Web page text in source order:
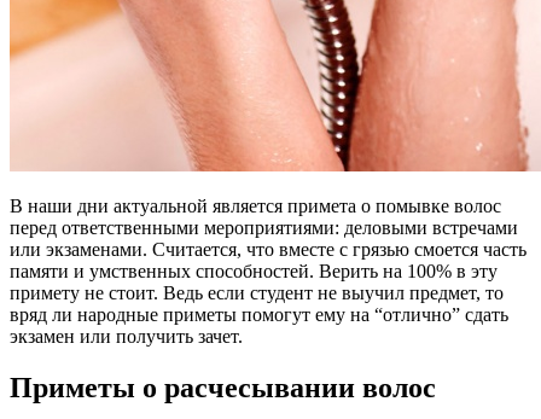
В наши дни актуальной является примета о помывке волос
перед ответственными мероприятиями: деловыми встречами
или экзаменами. Считается, что вместе с грязью смоется часть
памяти и умственных способностей. Верить на 100% в эту
примету не стоит. Ведь если студент не выучил предмет, то
вряд ли народные приметы помогут ему на “отлично” сдать
экзамен или получить зачет.
Приметы о расчесывании волос